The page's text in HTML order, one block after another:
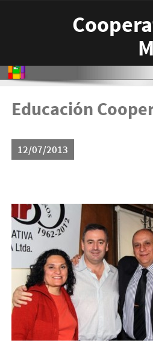
Educación
12/07/2013
convenio_ctera-